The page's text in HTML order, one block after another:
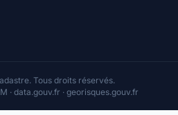
Tous droits réservés.
· data.gouv.fr · georisques.gouv.fr